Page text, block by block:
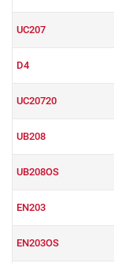
UC207
D4
UC20720
UB208
UB208OS
EN203
EN203OS